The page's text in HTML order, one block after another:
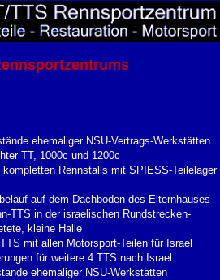
ehemaliger NSU-Vertrags-Werkstätten
TT, 1000c und 1200c
Rennstalls mit SPIESS-Teilelager
auf dem Dachboden des Elternhauses
TTS in der israelischen Rundstrecken-
kleine Halle
mit allen Motorsport-Teilen für Israel
für weitere 4 TTS nach Israel
ehemaliger NSU-Werkstätten